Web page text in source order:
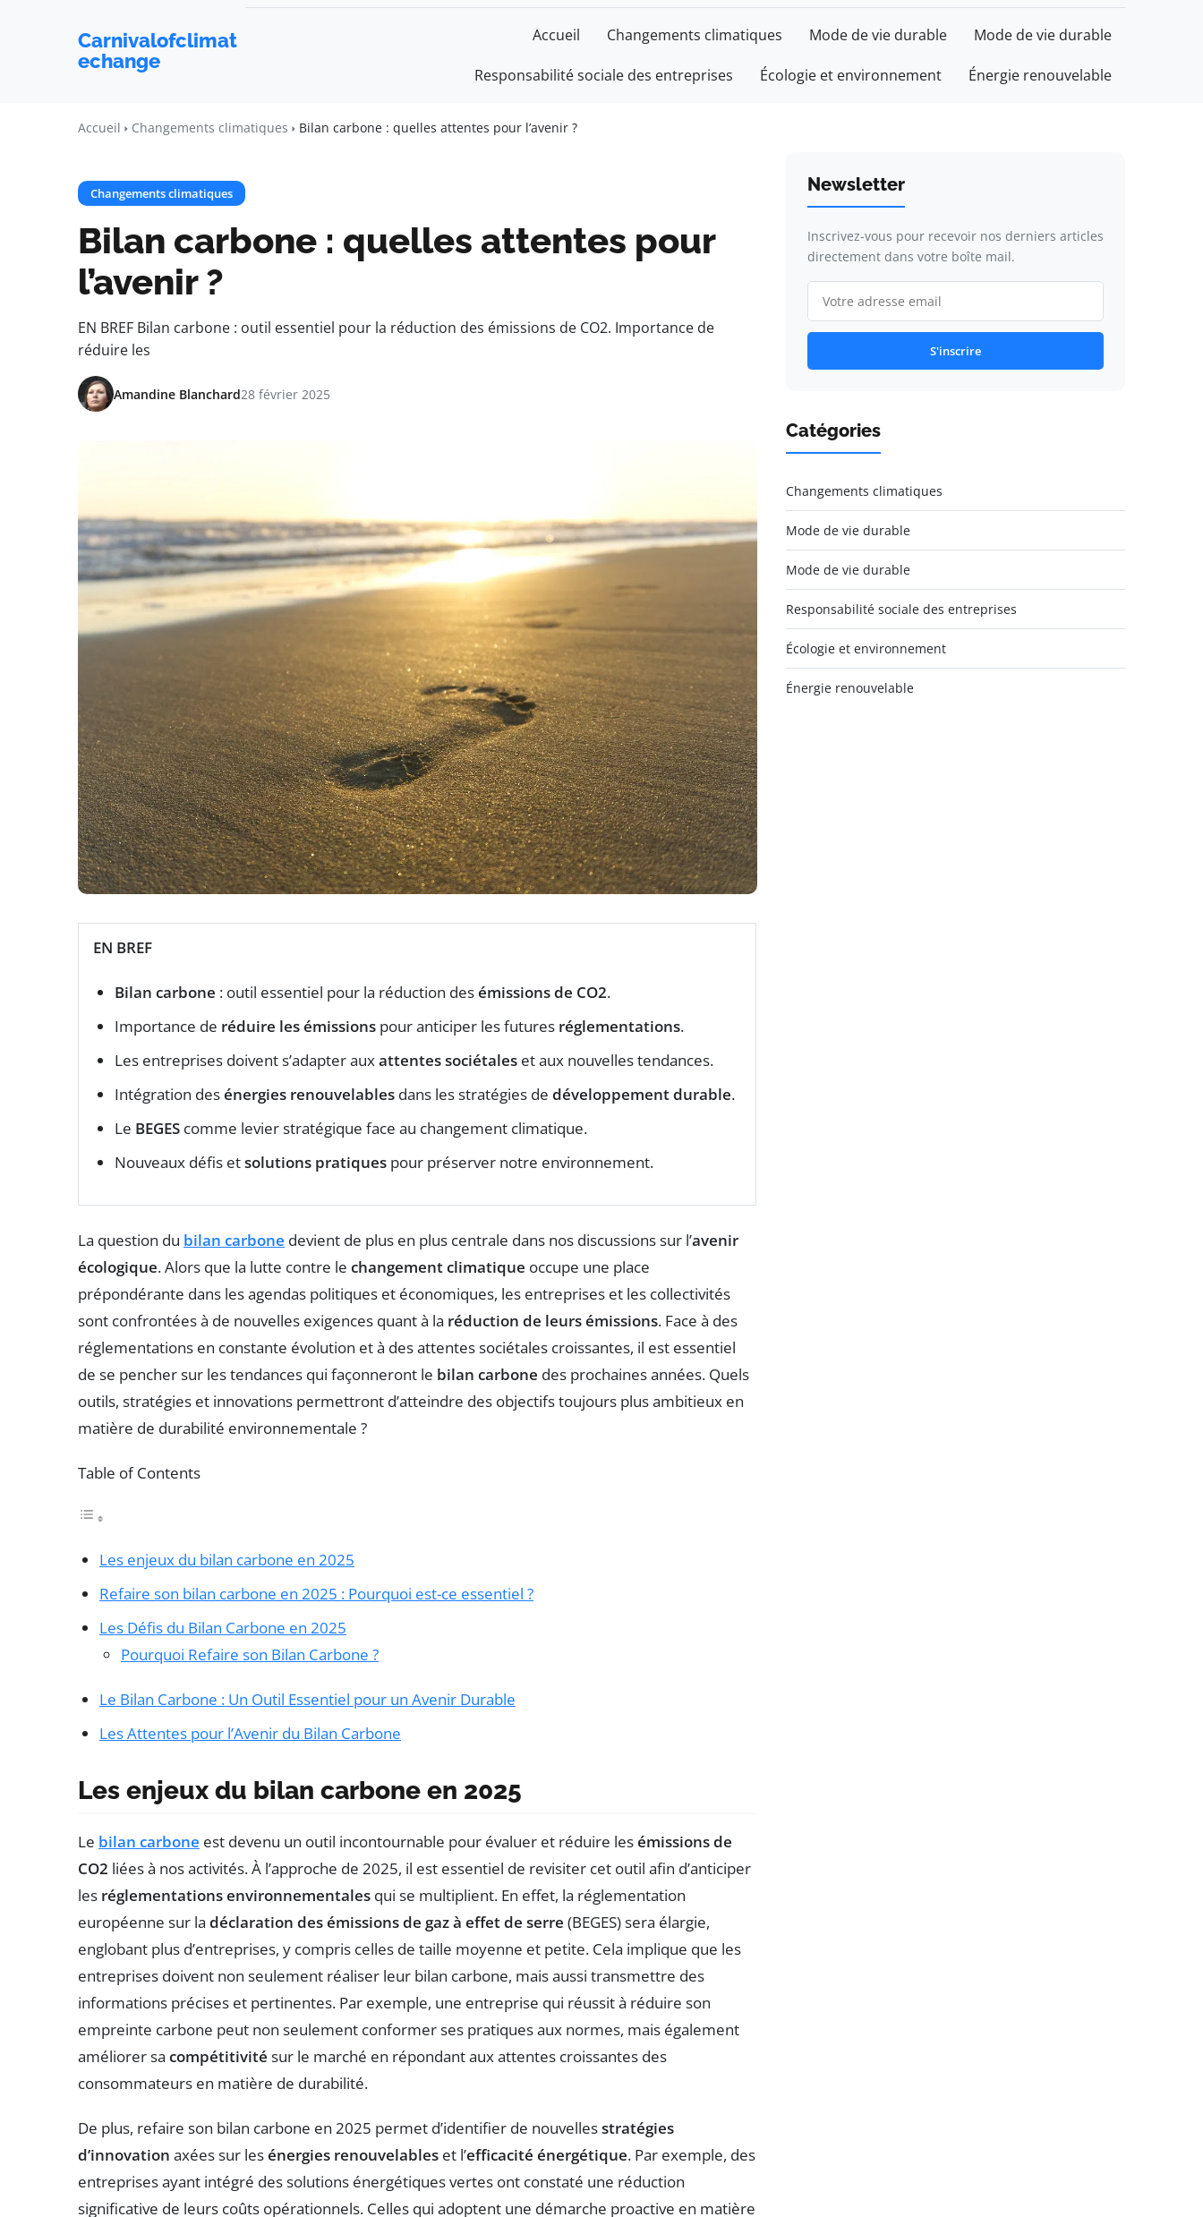
Carnivalofclimat
echange
Accueil Changements climatiques Mode de vie durable Mode de vie durable
Responsabilité sociale des entreprises Écologie et environnement Énergie renouvelable
Accueil Changements climatiques Bilan carbone : quelles attentes pour l’avenir ?
Changements climatiques
Bilan carbone : quelles attentes pour
l’avenir ?
EN BREF Bilan carbone : outil essentiel pour la réduction des émissions de CO2. Importance de
réduire les
Amandine Blanchard28 février 2025
EN BREF
Bilan carbone : outil essentiel pour la réduction desémissions de CO2.
Importance de réduire les émissions pour anticiper les futures réglementations.
Les entreprises doivent s’adapter auxattentes sociétales et aux nouvelles tendances.
Intégration desénergies renouvelables dans les stratégies de développement durable.
Le BEGES comme levier stratégique face au changement climatique.
Nouveaux défis etsolutions pratiques pour préserver notre environnement.
La question du bilan carbone devient de plus en plus centrale dans nos discussions sur l’avenir
écologique. Alors que la lutte contre le changement climatique occupe une place
prépondérante dans les agendas politiques et économiques, les entreprises et les collectivités
sont confrontées à de nouvelles exigences quant à la réduction de leurs émissions. Face à des
réglementations en constante évolution et à des attentes sociétales croissantes, il est essentiel
de se pencher sur les tendances qui façonneront le bilan carbone des prochaines années. Quels
outils, stratégies et innovations permettront d’atteindre des objectifs toujours plus ambitieux en
matière de durabilité environnementale ?
Table of Contents
Les enjeux du bilan carbone en 2025
Refaire son bilan carbone en 2025 : Pourquoi est-ce essentiel ?
Les Défis du Bilan Carbone en 2025
Pourquoi Refaire son Bilan Carbone ?
Le Bilan Carbone : Un Outil Essentiel pour un Avenir Durable
Les Attentes pour l’Avenir du Bilan Carbone
Les enjeux du bilan carbone en 2025
Le bilan carbone est devenu un outil incontournable pour évaluer et réduire lesémissions de
CO2 liées à nos activités. À l’approche de 2025, il est essentiel de revisiter cet outil afin d’anticiper
les réglementations environnementales qui se multiplient. En effet, la réglementation
européenne sur la déclaration des émissions de gaz à effet de serre (BEGES) sera élargie,
englobant plus d’entreprises, y compris celles de taille moyenne et petite. Cela implique que les
entreprises doivent non seulement réaliser leur bilan carbone, mais aussi transmettre des
informations précises et pertinentes. Par exemple, une entreprise qui réussit à réduire son
empreinte carbone peut non seulement conformer ses pratiques aux normes, mais également
améliorer sa compétitivité sur le marché en répondant aux attentes croissantes des
consommateurs en matière de durabilité.
De plus, refaire son bilan carbone en 2025 permet d’identifier de nouvellesstratégies
d’innovation axées sur lesénergies renouvelables et l’efficacité énergétique. Par exemple, des
entreprises ayant intégré des solutions énergétiques vertes ont constaté une réduction
significative de leurs coûts opérationnels. Celles qui adoptent une démarche proactive en matière
Newsletter
Inscrivez-vous pour recevoir nos derniers articles
directement dans votre boîte mail.
S'inscrire
Catégories
Changements climatiques
Mode de vie durable
Mode de vie durable
Responsabilité sociale des entreprises
Écologie et environnement
Énergie renouvelable